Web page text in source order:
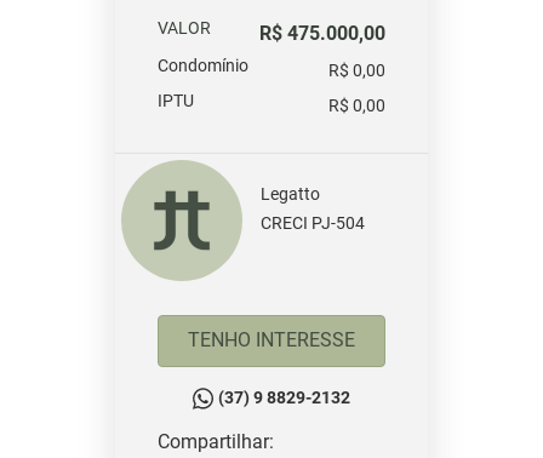
VALOR R$ 475.000,00
Condomínio
R$ 0,00
IPTU
R$ 0,00
Legatto
CRECI PJ-504
TENHO INTERESSE
(37) 9 8829-2132
Compartilhar: